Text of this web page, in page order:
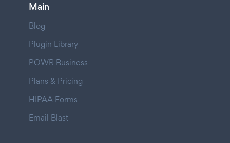
Main
Blog
Plugin Library
POWR Business
Plans & Pricing
HIPAA Forms
Email Blast